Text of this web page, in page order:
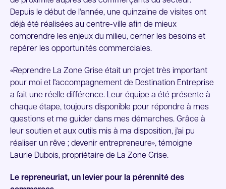
Depuis le début de l'année, une quinzaine de visites ont
déjà été réalisées au centre-ville afin de mieux
comprendre les enjeux du milieu, cerner les besoins et
repérer les opportunités commerciales.
«Reprendre La Zone Grise était un projet très important
pour moi et l'accompagnement de Destination Entreprise
a fait une réelle différence. Leur équipe a été présente à
chaque étape, toujours disponible pour répondre à mes
questions et me guider dans mes démarches. Grâce à
leur soutien et aux outils mis à ma disposition, j'ai pu
réaliser un rêve ; devenir entrepreneure», témoigne
Laurie Dubois, propriétaire de La Zone Grise.
Le repreneuriat, un levier pour la pérennité des